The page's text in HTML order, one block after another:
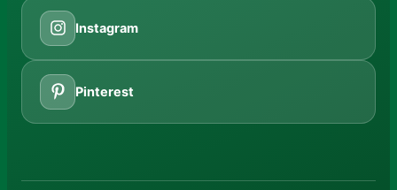
Instagram
Pinterest